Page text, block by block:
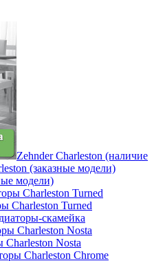
Zehnder Charleston (наличие
модели)
Charleston Turned
скамейка
Charleston Nosta